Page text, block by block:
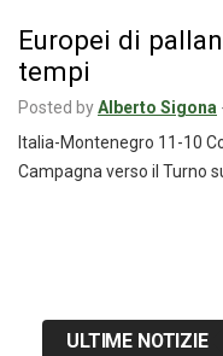
Europei di
tempi
Posted byAlberto Sigona
Italia-Montenegro 11-10
Campagna verso il Turno
ULTIME NOTIZIE